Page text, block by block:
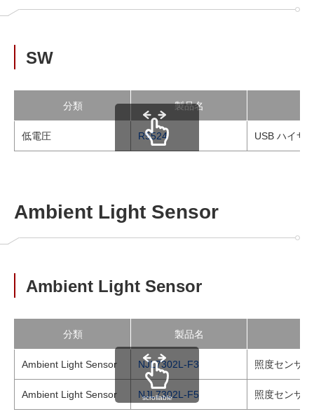
SW
分類 製品名
低電圧 R5524 USB ハイサ
Ambient Light Sensor
Ambient Light Sensor
分類 製品名
Ambient Light Sensor NJL7302L-F3 照度センサ
Ambient Light Sensor NJL7302L-F5 照度センサ
scrollable